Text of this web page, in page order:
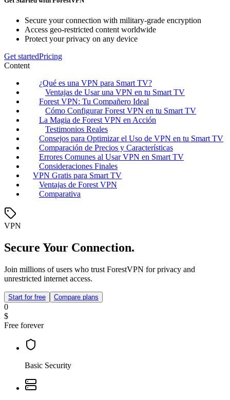
Secure your connection with military-grade encryption
Access geo-restricted content worldwide
Protect your privacy on any device
Get startedPricing
Content
¿Qué es una VPN para Smart TV?
Ventajas de Usar una VPN en tu Smart TV
Forest VPN: Tu Compañero Ideal
Cómo Configurar Forest VPN en tu Smart TV
La Magia de Forest VPN en Acción
Testimonios Reales
Consejos para Optimizar el Uso de VPN en tu Smart TV
Comparación de Precios y Características
Errores Comunes al Usar VPN en Smart TV
Consideraciones Finales
VPN Gratis para Smart TV
Ventajas de Forest VPN
Comparativa
VPN
Secure Your Connection.
Join millions of users who trust ForestVPN for privacy and
unrestricted internet access.
Start for free Compare plans
0
$
Free forever
Basic Security